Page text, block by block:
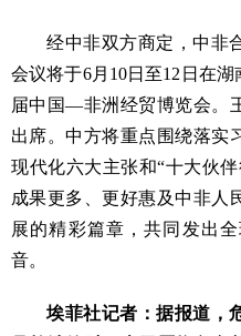
经中非双方商定，中非
会议将于6月10日至12日在
届中国—非洲经贸博览会。
出席。中方将重点围绕落实
现代化六大主张和“十大伙
成果更多、更好惠及中非人
展的精彩篇章，共同发出
音。
埃菲社记者：据报道，